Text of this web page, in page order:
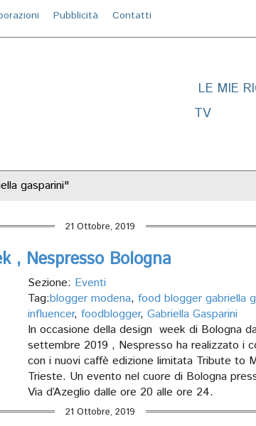
Pubblicità Contatti
LE MIE
TV
gasparini"
21 Ottobre, 2019
, Nespresso Bologna
Sezione: Eventi
Tag:blogger modena, food blogger gabriella
influencer, foodblogger, Gabriella Gasparini
In occasione della design week di Bologna
settembre 2019 , Nespresso ha realizzato i
con i nuovi caffè edizione limitata Tribute to
Trieste. Un evento nel cuore di Bologna
Via d’Azeglio dalle ore 20 alle ore 24.
21 Ottobre, 2019